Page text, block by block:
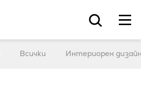
Всички Интериорен